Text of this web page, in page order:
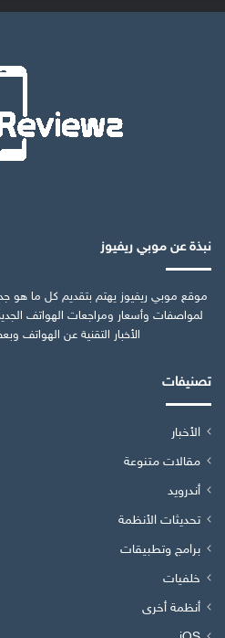
نبذة عن موبي ريفيوز
موقع موبي ريفيوز يهتم بتقديم كل ما هو
لمواصفات وأسعار ومراجعات الهواتف
الأخبار التقنية عن الهواتف
تصنيفات
الأخبار
مقالات متنوعة
أندرويد
تحديثات الأنظمة
برامج وتطبيقات
خلفيات
أنظمة أخرى